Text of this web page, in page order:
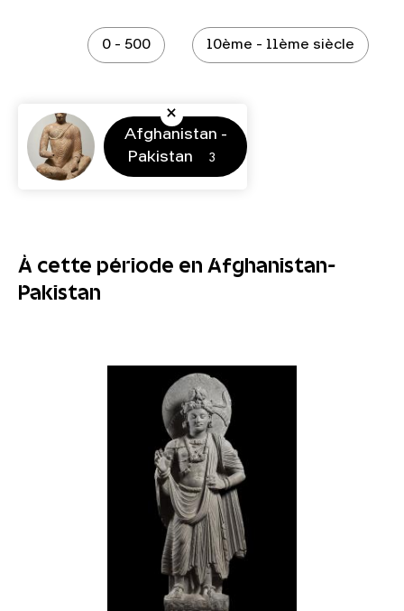
0 - 500 10ème - 11ème siècle
Afghanistan -
Pakistan
3
À cette période en Afghanistan-
Pakistan